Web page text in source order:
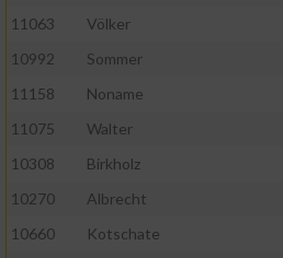
11063
Völker
10992
Sommer
11158
Noname
11075
Walter
10308
Birkholz
10270
Albrecht
10660
Kotschate